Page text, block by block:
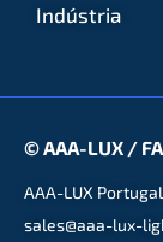
Indústria
© AAA-LUX /
AAA-LUX Portugal
sales@aaa-lux-